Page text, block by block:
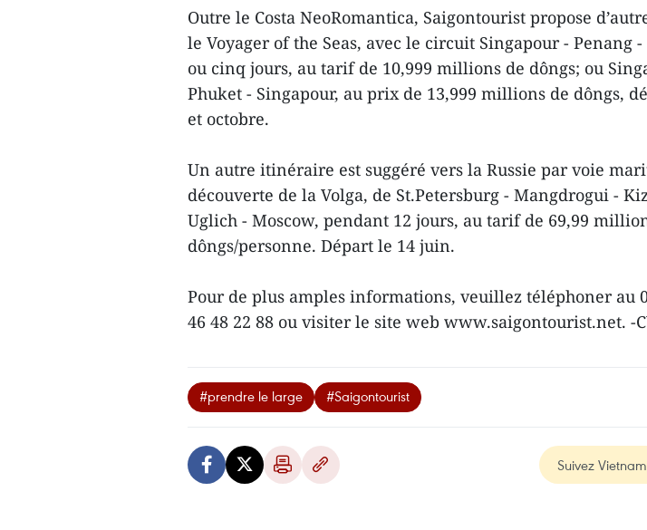
Outre le Costa NeoRomantica, Saigontourist propose
le Voyager of the Seas, avec le circuit Singapour - Penang
ou cinq jours, au tarif de 10,999 millions de dôngs; ou
Phuket - Singapour, au prix de 13,999 millions de dôngs,
et octobre.
Un autre itinéraire est suggéré vers la Russie par voie
découverte de la Volga, de St.Petersburg - Mangdrogui -
Uglich - Moscow, pendant 12 jours, au tarif de 69,99
dôngs/personne. Départ le 14 juin.
Pour de plus amples informations, veuillez téléphoner au
46 48 22 88 ou visiter le site web www.saigontourist.net. -
#prendre le large #Saigontourist
Suivez